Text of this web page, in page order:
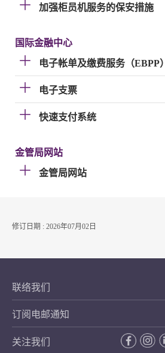
加强柜员机服务的保安措施
国际金融中心
电子帐单及缴费服务（EBPP）
电子支票
快速支付系统
金管局网站
金管局网站
修订日期 : 2026年07月02日
联络我们
订阅电邮通知
关注我们